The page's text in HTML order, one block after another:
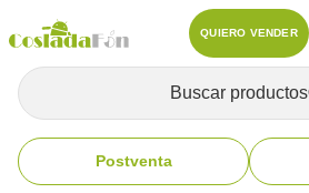
QUIERO VENDER
Buscar productos
Postventa